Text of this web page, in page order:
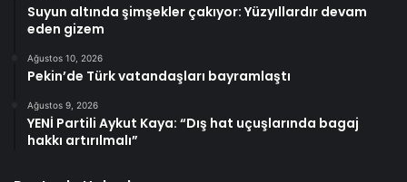
Suyun altında şimşekler çakıyor: Yüzyıllardır devam
eden gizem
Ağustos 10, 2026
Pekin’de Türk vatandaşları bayramlaştı
Ağustos 9, 2026
YENİ Partili Aykut Kaya: “Dış hat uçuşlarında bagaj
hakkı artırılmalı”